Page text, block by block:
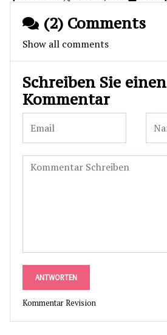
(2) Comments
Show all comments
Schreiben Sie einen
Kommentar
ANTWORTEN
Kommentar Revision